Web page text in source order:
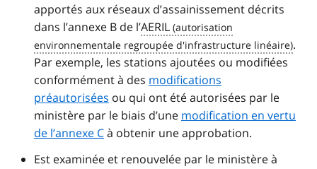
apportés aux réseaux d’assainissement décrits
dans l’annexe B de l’AERIL
.
Par exemple, les stations ajoutées ou modifiées
conformément à des modifications
préautorisées ou qui ont été autorisées par le
ministère par le biais d’une modification en vertu
de l’annexe Cà obtenir une approbation.
Est examinée et renouvelée par le ministère à